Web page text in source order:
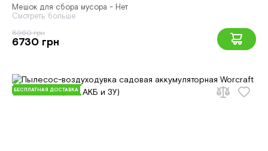
Мешок для сбора мусора - Нет
Смотреть больше
8960 грн
6730 грн
БЕСПЛАТНАЯ ДОСТАВКА